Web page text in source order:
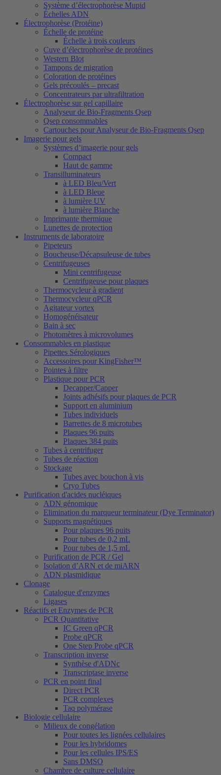
Système d’électrophorèse Mupid
Échelles ADN
Électrophorèse (Protéine)
Échelle de protéine
Échelle à trois couleurs
Cuve d’électrophorèse de protéines
Western Blot
Tampons de migration
Coloration de protéines
Gels précoulés – precast
Concentrateurs par ultrafiltration
Électrophorèse sur gel capillaire
Analyseur de Bio-Fragments Qsep
Qsep consommables
Cartouches pour Analyseur de Bio-Fragments Qsep
Imagerie pour gels
Systèmes d’imagerie pour gels
Compact
Haut de gamme
Transilluminateurs
à LED Bleu/Vert
à LED Bleue
à lumière UV
à lumière Blanche
Imprimante thermique
Lunettes de protection
Instruments de laboratoire
Pipeteurs
Boucheuse/Décapsuleuse de tubes
Centrifugeuses
Mini centrifugeuse
Centrifugeuse pour plaques
Thermocycleur à gradient
Thermocycleur qPCR
Agitateur vortex
Homogénéisateur
Bain à sec
Photomètres à microvolumes
Consommables en plastique
Pipettes Sérologiques
Accessoires pour KingFisher™
Pointes à filtre
Plastique pour PCR
Decapper/Capper
Joints adhésifs pour plaques de PCR
Support en aluminium
Tubes individuels
Barrettes de 8 microtubes
Plaques 96 puits
Plaques 384 puits
Tubes à centrifuger
Tubes de réaction
Stockage
Tubes avec bouchon à vis
Cryo Tubes
Purification d'acides nucléiques
ADN génomique
Elimination du marqueur terminateur (Dye Terminator)
Supports magnétiques
Pour plaques 96 puits
Pour tubes de 0,2 mL
Pour tubes de 1,5 mL
Purification de PCR / Gel
Isolation d’ARN et de miARN
ADN plasmidique
Clonage
Catalogue d'enzymes
Ligases
Réactifs et Enzymes de PCR
PCR Quantitative
IC Green qPCR
Probe qPCR
One Step Probe qPCR
Transcription inverse
Synthèse d'ADNc
Transcriptase inverse
PCR en point final
Direct PCR
PCR complexes
Taq polymérase
Biologie cellulaire
Milieux de congélation
Pour toutes les lignées cellulaires
Pour les hybridomes
Pour les cellules IPS/ES
Sans DMSO
Chambre de culture cellulaire